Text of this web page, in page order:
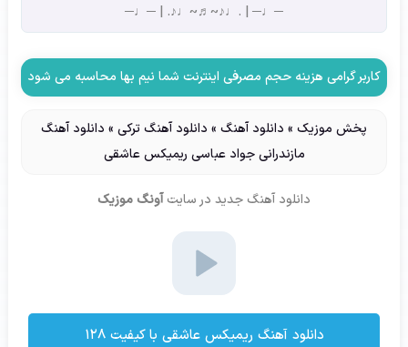
─♩─ | .♩♪~♬~♩♪. | ─♩─
کاربر گرامی هزینه حجم مصرفی اینترنت شما نیم بها محاسبه می شود
پخش موزیک » دانلود آهنگ » دانلود آهنگ ترکی » دانلود آهنگ
مازندرانی جواد عباسی ریمیکس عاشقی
دانلود آهنگ جدید در سایت آونگ موزیک
دانلود آهنگ ریمیکس عاشقی با کیفیت ۱۲۸